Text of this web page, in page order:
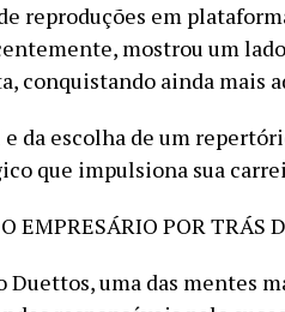
reproduções em
mostrou um
conquistando ainda mais
da escolha de um
que impulsiona sua
EMPRESÁRIO POR TRÁS
Duettos, uma das mentes